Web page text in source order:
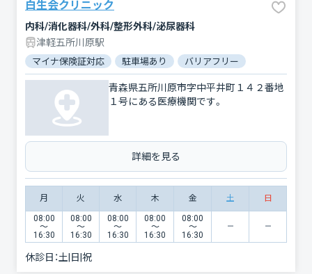
白生会クリニック
内科/消化器科/外科/整形外科/泌尿器科
津軽五所川原駅
マイナ保険証対応 駐車場あり バリアフリー
青森県五所川原市字中平井町１４２番地
１号にある医療機関です。
詳細を見る
月 火 水 木 金 土 日
08:00
〜
16:30
08:00
〜
16:30
08:00
〜
16:30
08:00
〜
16:30
08:00
〜
16:30
休診日：土|日|祝